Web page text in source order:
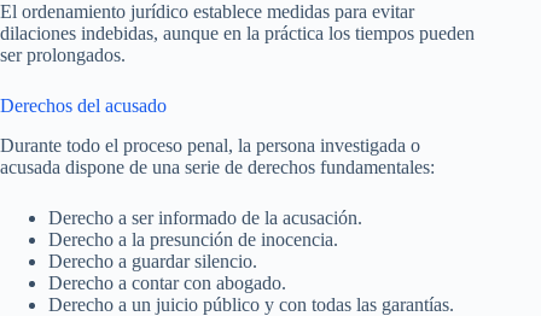
El ordenamiento jurídico establece medidas para evitar
dilaciones indebidas, aunque en la práctica los tiempos pueden
ser prolongados.
Derechos del acusado
Durante todo el proceso penal, la persona investigada o
acusada dispone de una serie de derechos fundamentales:
Derecho a ser informado de la acusación.
Derecho a la presunción de inocencia.
Derecho a guardar silencio.
Derecho a contar con abogado.
Derecho a un juicio público y con todas las garantías.